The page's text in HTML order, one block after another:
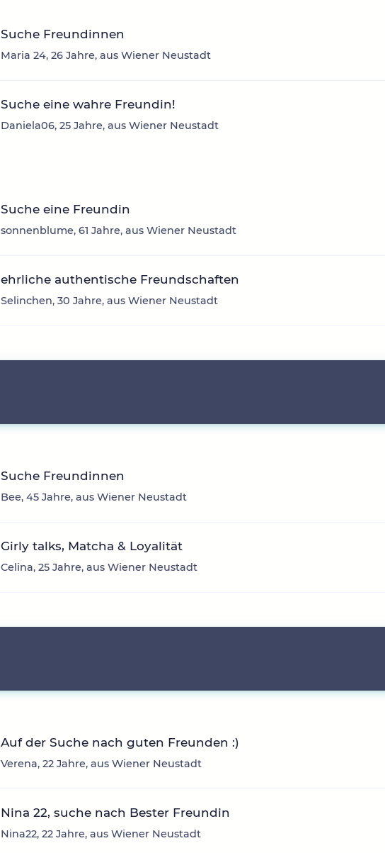
Suche Freundinnen
Maria 24, 26 Jahre, aus Wiener Neustadt
Suche eine wahre Freundin!
Daniela06, 25 Jahre, aus Wiener Neustadt
Suche eine Freundin
sonnenblume, 61 Jahre, aus Wiener Neustadt
ehrliche authentische Freundschaften
Selinchen, 30 Jahre, aus Wiener Neustadt
Suche Freundinnen
Bee, 45 Jahre, aus Wiener Neustadt
Girly talks, Matcha & Loyalität
Celina, 25 Jahre, aus Wiener Neustadt
Auf der Suche nach guten Freunden :)
Verena, 22 Jahre, aus Wiener Neustadt
Nina 22, suche nach Bester Freundin
Nina22, 22 Jahre, aus Wiener Neustadt